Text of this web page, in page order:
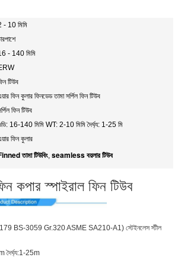
- 10 মিমি
- 140 মিমি
টিউব
ফিন কুলার ফিনডেড তামা সর্পিল ফিন টিউব
ফিন টিউব
16-140 মিমি WT: 2-10 মিমি দৈর্ঘ্য: 1-25 মি
ফিন কুলার
তামা টিউবিং, seamless বয়লার টিউব
কপার স্পাইরাল ফিন টিউব
BS-3059 Gr.320 ASME SA210-A1) স্টেইনলেস স্টীল
25m